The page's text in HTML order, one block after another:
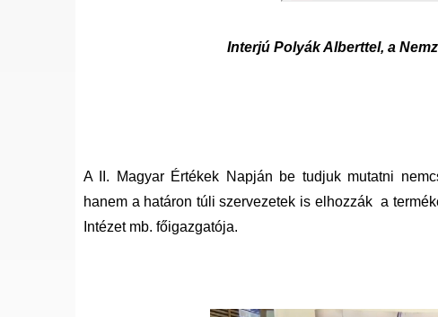
Interjú Polyák Alberttel, a
A II. Magyar Értékek Napján be tudjuk mutatni
hanem a határon túli szervezetek is elhozzák a
Intézet mb. főigazgatója.